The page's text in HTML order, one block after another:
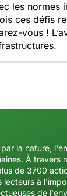
les normes
ces défis
vous !
la nature,
À travers
de 3700
lecteurs à
de